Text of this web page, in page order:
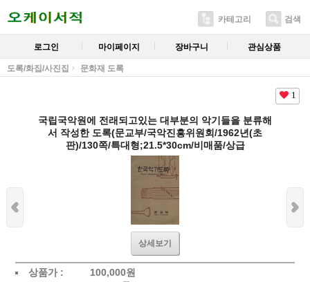
카테고리 검색
로그인 마이페이지 장바구니 관심상품
도록/화집/사진집 문화재 도록
1
국립국악원에 전래되고있는 대부분의 악기들을 분류해
서 작성한 도록(문교부/국악진흥위원회/1962년(초
판)/130쪽/특대형;21.5*30cm/비매품/상급
상세보기
상품가 : 100,000원